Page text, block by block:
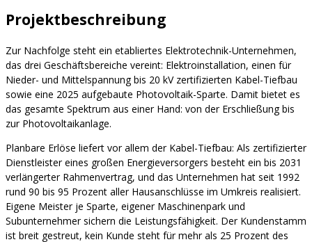
Projektbeschreibung
Zur Nachfolge steht ein etabliertes Elektrotechnik-Unternehmen,
das drei Geschäftsbereiche vereint: Elektroinstallation, einen für
Nieder- und Mittelspannung bis 20 kV zertifizierten Kabel-Tiefbau
sowie eine 2025 aufgebaute Photovoltaik-Sparte. Damit bietet es
das gesamte Spektrum aus einer Hand: von der Erschließung bis
zur Photovoltaikanlage.
Planbare Erlöse liefert vor allem der Kabel-Tiefbau: Als zertifizierter
Dienstleister eines großen Energieversorgers besteht ein bis 2031
verlängerter Rahmenvertrag, und das Unternehmen hat seit 1992
rund 90 bis 95 Prozent aller Hausanschlüsse im Umkreis realisiert.
Eigene Meister je Sparte, eigener Maschinenpark und
Subunternehmer sichern die Leistungsfähigkeit. Der Kundenstamm
ist breit gestreut, kein Kunde steht für mehr als 25 Prozent des